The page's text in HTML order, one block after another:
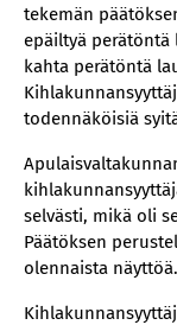
tekemän
epäiltyä perätöntä
kahta perätöntä
todennäköisiä
selvästi, mikä oli
Päätöksen
olennaista näyttöä.